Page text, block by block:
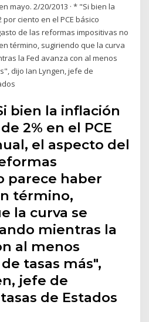
mayo. 2/20/2013 · * "Si bien la
ciento en el PCE básico
de las reformas impositivas no
término, sugiriendo que la curva
la Fed avanza con al menos
dijo Ian Lyngen, jefe de
bien la inflación
2% en el PCE
el aspecto del
parece haber
término,
la curva se
mientras la
al menos
tasas más",
jefe de
de Estados